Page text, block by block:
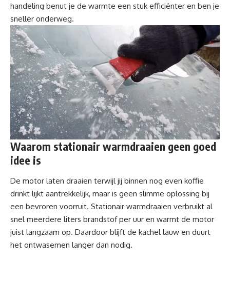
handeling benut je de warmte een stuk efficiënter en ben je
sneller onderweg.
Waarom stationair warmdraaien geen goed
idee is
De motor laten draaien terwijl jij binnen nog even koffie
drinkt lijkt aantrekkelijk, maar is geen slimme oplossing bij
een bevroren voorruit. Stationair warmdraaien verbruikt al
snel meerdere liters brandstof per uur en warmt de motor
juist langzaam op. Daardoor blijft de kachel lauw en duurt
het ontwasemen langer dan nodig.